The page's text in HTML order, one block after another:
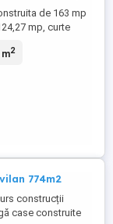
de 163 mp
mp, curte
betonata, apa-
alarma si
profesional,
...
2
774m2
construcții
case construite